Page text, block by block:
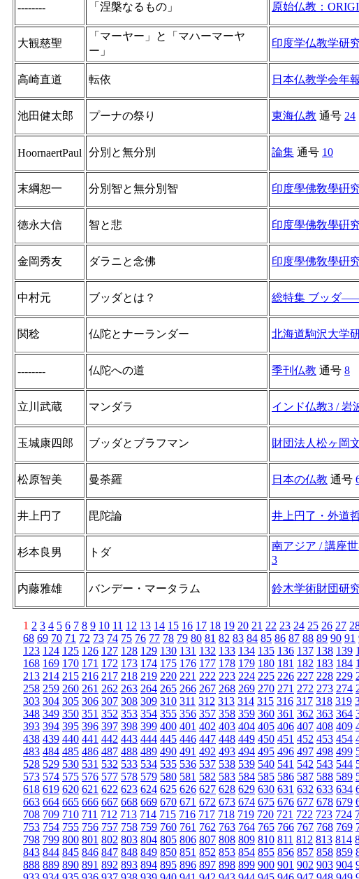
-------- 「涅槃なるもの」 原始仏教：
大観慈聖
「マーヤー」と「マハーマーヤ
ー」
印度学仏教学研
高崎直道 転依 日本仏教学会年報
池田健太郎 プーナの祭り 東海仏教 通号 24
HoornaertPaul 分別と無分別 論集 通号 10
末綱恕一 分別智と無分別智 印度學佛敎學硏
徳永大信 智と悲 印度學佛敎學硏
金岡秀友 ダラニと念佛 印度學佛敎學硏
中村元 ブッダとは？ 総特集 ブッダ
関稔 仏陀とナーランダー 北海道駒沢大学
-------- 仏陀への道 季刊仏教 通号 8
立川武蔵 マンダラ インド仏教3 / 岩
玉城康四郎 ブッダとブラフマン 財団法人松ヶ岡
松原智美 曼荼羅 日本の仏教 通号
井上円了 毘陀論 井上円了・外道
杉本良男 トダ
南アジア / 講座
3
内藤雅雄 バンデー・マータラム 鈴木学術財団研
1 2 3 4 5 6 7 8 9 10 11 12 13 14 15 16 17 18 19 20 21 22 23 24 25 26 27
68 69 70 71 72 73 74 75 76 77 78 79 80 81 82 83 84 85 86 87 88 89 90 91
123 124 125 126 127 128 129 130 131 132 133 134 135 136 137 138 139
168 169 170 171 172 173 174 175 176 177 178 179 180 181 182 183 184
213 214 215 216 217 218 219 220 221 222 223 224 225 226 227 228 229
258 259 260 261 262 263 264 265 266 267 268 269 270 271 272 273 274
303 304 305 306 307 308 309 310 311 312 313 314 315 316 317 318 319
348 349 350 351 352 353 354 355 356 357 358 359 360 361 362 363 364
393 394 395 396 397 398 399 400 401 402 403 404 405 406 407 408 409
438 439 440 441 442 443 444 445 446 447 448 449 450 451 452 453 454
483 484 485 486 487 488 489 490 491 492 493 494 495 496 497 498 499
528 529 530 531 532 533 534 535 536 537 538 539 540 541 542 543 544
573 574 575 576 577 578 579 580 581 582 583 584 585 586 587 588 589
618 619 620 621 622 623 624 625 626 627 628 629 630 631 632 633 634
663 664 665 666 667 668 669 670 671 672 673 674 675 676 677 678 679
708 709 710 711 712 713 714 715 716 717 718 719 720 721 722 723 724
753 754 755 756 757 758 759 760 761 762 763 764 765 766 767 768 769
798 799 800 801 802 803 804 805 806 807 808 809 810 811 812 813 814
843 844 845 846 847 848 849 850 851 852 853 854 855 856 857 858 859
888 889 890 891 892 893 894 895 896 897 898 899 900 901 902 903 904